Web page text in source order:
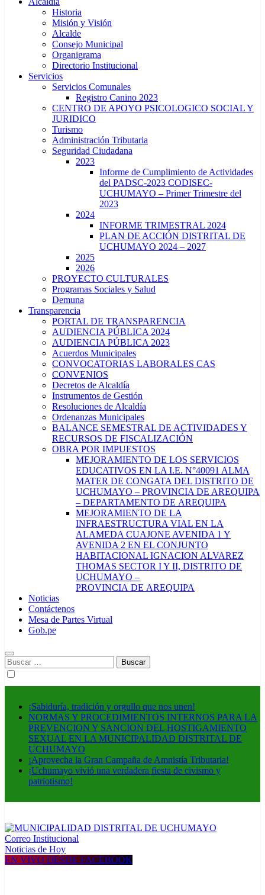
Historia
Misión y Visión
Alcalde
Consejo Municipal
Organigrama
Directorio Institucional
Servicios
Servicios Comunales
Registro Canino 2023
CENTRO DE APOYO PSICOLOGICO SOCIAL Y
JURIDICO
Turismo
Administración Tributaria
Seguridad Ciudadana
2023
Informe de Cumplimiento de Actividades
del PADSC-2023 CODISEC-
UCHUMAYO – Primer Trimestre del
2023
2024
INFORME TRIMESTRAL 2024
PLAN DE ACCIÓN DISTRITAL DE
UCHUMAYO 2024 – 2027
2025
2026
PROYECTO CULTURALES
Programas Sociales y Salud
Demuna
Transparencia
PORTAL DE TRANSPARENCIA
AUDIENCIA PÚBLICA 2024
AUDIENCIA PÚBLICA 2023
Acuerdos Municipales
CONVOCATORIAS LABORALES CAS
CONVENIOS
Decretos de Alcaldía
Instrumentos de Gestión
Resoluciones de Alcaldía
Ordenanzas Municipales
BALANCE SEMESTRAL DE ACTIVIDADES Y
RECURSOS DE FISCALIZACIÓN
OBRA POR IMPUESTOS
MEJORAMIENTO DE LOS SERVICIOS
EDUCATIVOS EN LA I.E. N°40091 ALMA
MATER DE CONGATA DEL DISTRITO DE
UCHUMAYO – PROVINCIA DE AREQUIPA
– DEPARTAMENTO DE AREQUIPA
MEJORAMIENTO DE LA
INFRAESTRUCTURA VIAL EN LA
ALAMEDA CUAJONE AVENIDA 1 Y
AVENIDA 2 EN EL CONJUNTO
HABITACIONAL IGNACION ALVAREZ
THOMAS SECTOR I Y II, DISTRITO DE
UCHUMAYO –
PROVINCIA DE AREQUIPA
Noticias
Contáctenos
Mesa de Partes Virtual
Gob.pe
Buscar:
¡Sabiduría, tradición y orgullo que nos unen!
NORMAS Y PROCEDIMIENTOS INTERNOS PARA LA
PREVENCION Y SANCION DEL HOSTIGAMIENTO
SEXUAL EN LA MUNICIPALIDAD DISTRITAL DE
UCHUMAYO
¡Aprovecha la Gran Campaña de Amnistía Tributaria!
¡Uchumayo vivió una verdadera fiesta de civismo y
patriotismo!
MUNICIPALIDAD DISTRITAL DE UCHUMAYO
Construyendo una nueva Historia
Correo Institucional
Noticias de Hoy
EN VIVO DESDE FACEBOOK